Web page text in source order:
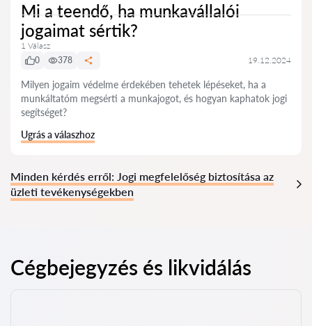
Mi a teendő, ha munkavállalói
jogaimat sértik?
1 Válasz
0
378 19.12.2024
Milyen jogaim védelme érdekében tehetek lépéseket, ha a
munkáltatóm megsérti a munkajogot, és hogyan kaphatok jogi
segítséget?
Ugrás a válaszhoz
Minden kérdés erről: Jogi megfelelőség biztosítása az
üzleti tevékenységekben
Cégbejegyzés és likvidálás